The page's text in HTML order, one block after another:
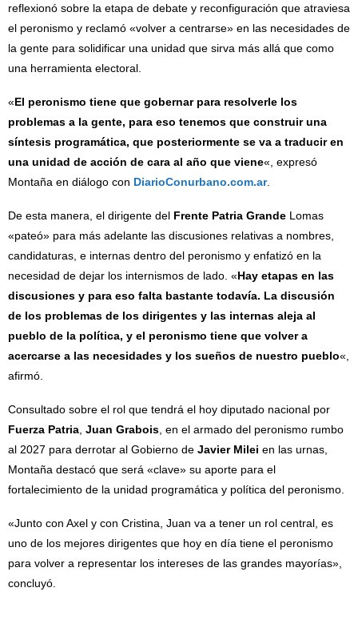
reflexionó sobre la etapa de debate y reconfiguración que atraviesa
el peronismo y reclamó «volver a centrarse» en las necesidades de
la gente para solidificar una unidad que sirva más allá que como
una herramienta electoral.
«El peronismo tiene que gobernar para resolverle los
problemas a la gente, para eso tenemos que construir una
síntesis programática, que posteriormente se va a traducir en
una unidad de acción de cara al año que viene«, expresó
Montaña en diálogo con DiarioConurbano.com.ar.
De esta manera, el dirigente del Frente Patria Grande Lomas
«pateó» para más adelante las discusiones relativas a nombres,
candidaturas, e internas dentro del peronismo y enfatizó en la
necesidad de dejar los internismos de lado. «Hay etapas en las
discusiones y para eso falta bastante todavía. La discusión
de los problemas de los dirigentes y las internas aleja al
pueblo de la política, y el peronismo tiene que volver a
acercarse a las necesidades y los sueños de nuestro pueblo«,
afirmó.
Consultado sobre el rol que tendrá el hoy diputado nacional por
Fuerza Patria Juan Grabois , en el armado del peronismo rumbo
al 2027 para derrotar al Gobierno de Javier Milei en las urnas,
Montaña destacó que será «clave» su aporte para el
fortalecimiento de la unidad programática y política del peronismo.
«Junto con Axel y con Cristina, Juan va a tener un rol central, es
uno de los mejores dirigentes que hoy en día tiene el peronismo
para volver a representar los intereses de las grandes mayorías»,
concluyó.